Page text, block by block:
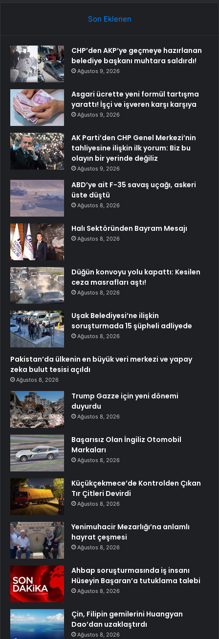
Son Eklenen
CHP’den AKP’ye geçmeye hazırlanan
belediye başkanı muhtara saldırdı!
Ağustos 9, 2026
Asgari ücrette yeni formül tartışma
yarattı! İşçi ve işveren karşı karşıya
Ağustos 9, 2026
AK Parti’den CHP Genel Merkezi’nin
tahliyesine ilişkin ilk yorum: Biz bu
olayın bir yerinde değiliz
Ağustos 9, 2026
ABD’ye ait F-35 savaş uçağı, askeri
üste düştü
Ağustos 8, 2026
Halı Sektöründen Bayram Mesajı
Ağustos 8, 2026
Düğün konvoyu yolu kapattı: Kesilen
ceza masrafları aştı!
Ağustos 8, 2026
Uşak Belediyesi’ne ilişkin
soruşturmada 15 şüpheli adliyede
Ağustos 8, 2026
Pakistan’da ülkenin en büyük veri merkezi ve yapay
zeka bulut tesisi açıldı
Ağustos 8, 2026
Trump Gazze için yeni dönemi
duyurdu
Ağustos 8, 2026
Başarısız Olan İngiliz Otomobil
Markaları
Ağustos 8, 2026
Küçükçekmece’de Kontrolden Çıkan
Tır Çitleri Devirdi
Ağustos 8, 2026
Yenimuhacir Mezarlığı’na anlamlı
hayrat çeşmesi
Ağustos 8, 2026
Ahbap soruşturmasında iş insanı
Hüseyin Başaran’a tutuklama talebi
Ağustos 8, 2026
Çin, Filipin gemilerini Huangyan
Dao’dan uzaklaştırdı
Ağustos 8, 2026